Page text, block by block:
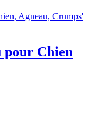
pour Chien